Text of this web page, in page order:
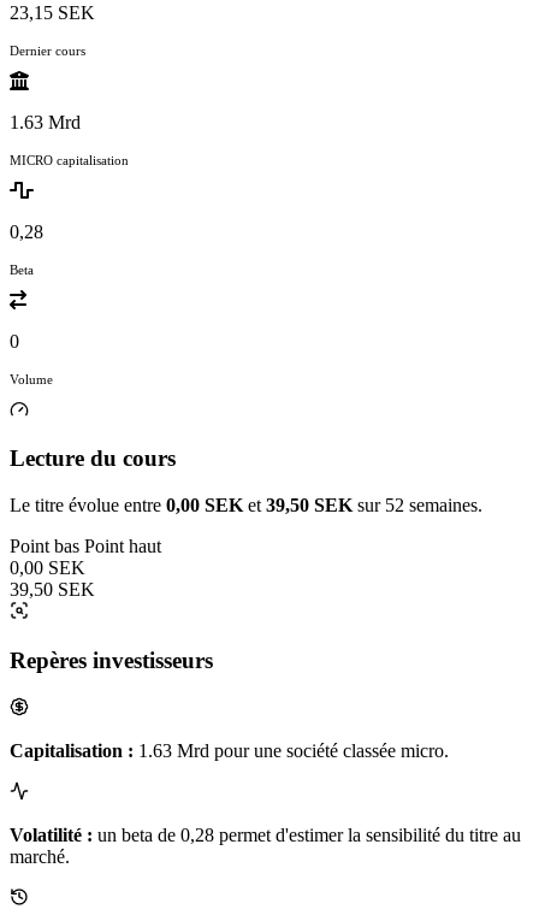
23,15 SEK
Dernier cours
1.63 Mrd
MICRO capitalisation
0,28
Beta
0
Volume
Lecture du cours
Le titre évolue entre 0,00 SEK et 39,50 SEK sur 52 semaines.
Point bas Point haut
0,00 SEK
39,50 SEK
Repères investisseurs
Capitalisation : 1.63 Mrd pour une société classée micro.
Volatilité : un beta de 0,28 permet d'estimer la sensibilité du titre au
marché.